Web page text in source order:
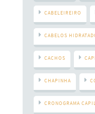
CABELEIREIRO
CABELOS
CACHOS
CHAPINHA
CRONOGRAMA